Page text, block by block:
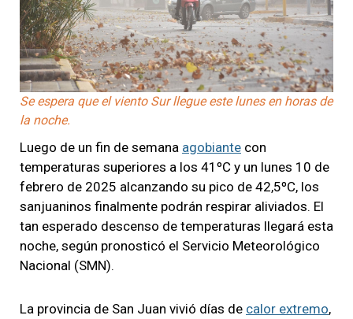
Se espera que el viento Sur llegue este lunes en horas de
la noche.
Luego de un fin de semana agobiante con
temperaturas superiores a los 41ºC y un lunes 10 de
febrero de 2025 alcanzando su pico de 42,5ºC, los
sanjuaninos finalmente podrán respirar aliviados. El
tan esperado descenso de temperaturas llegará esta
noche, según pronosticó el Servicio Meteorológico
Nacional (SMN).
La provincia de San Juan vivió días de calor extremo,